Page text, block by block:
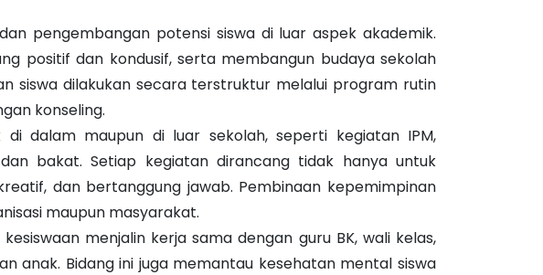
pengembangan potensi siswa di luar aspek akademik.
positif dan kondusif, serta membangun budaya sekolah
siswa dilakukan secara terstruktur melalui program rutin
konseling.
dalam maupun di luar sekolah, seperti kegiatan IPM,
bakat. Setiap kegiatan dirancang tidak hanya untuk
dan bertanggung jawab. Pembinaan kepemimpinan
maupun masyarakat.
menjalin kerja sama dengan guru BK, wali kelas,
anak. Bidang ini juga memantau kesehatan mental siswa